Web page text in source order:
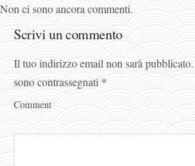
Non ci sono ancora commenti.
Scrivi un commento
Il tuo indirizzo email non sarà pubblicato.
sono contrassegnati *
Comment